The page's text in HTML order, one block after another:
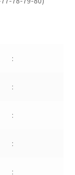
:
:
:
:
: